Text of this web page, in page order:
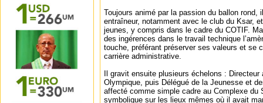
Toujours animé par la passion du ballon rond,
entraîneur, notamment avec le club du Ksar,
jeunes, y compris dans le cadre du COTIF.
des ingérences dans le travail technique
touche, préférant préserver ses valeurs et se
carrière administrative.
Il gravit ensuite plusieurs échelons :
Olympique, puis Délégué de la Jeunesse et
affecté comme simple cadre au Complexe
symbolique sur les lieux mêmes où il avait